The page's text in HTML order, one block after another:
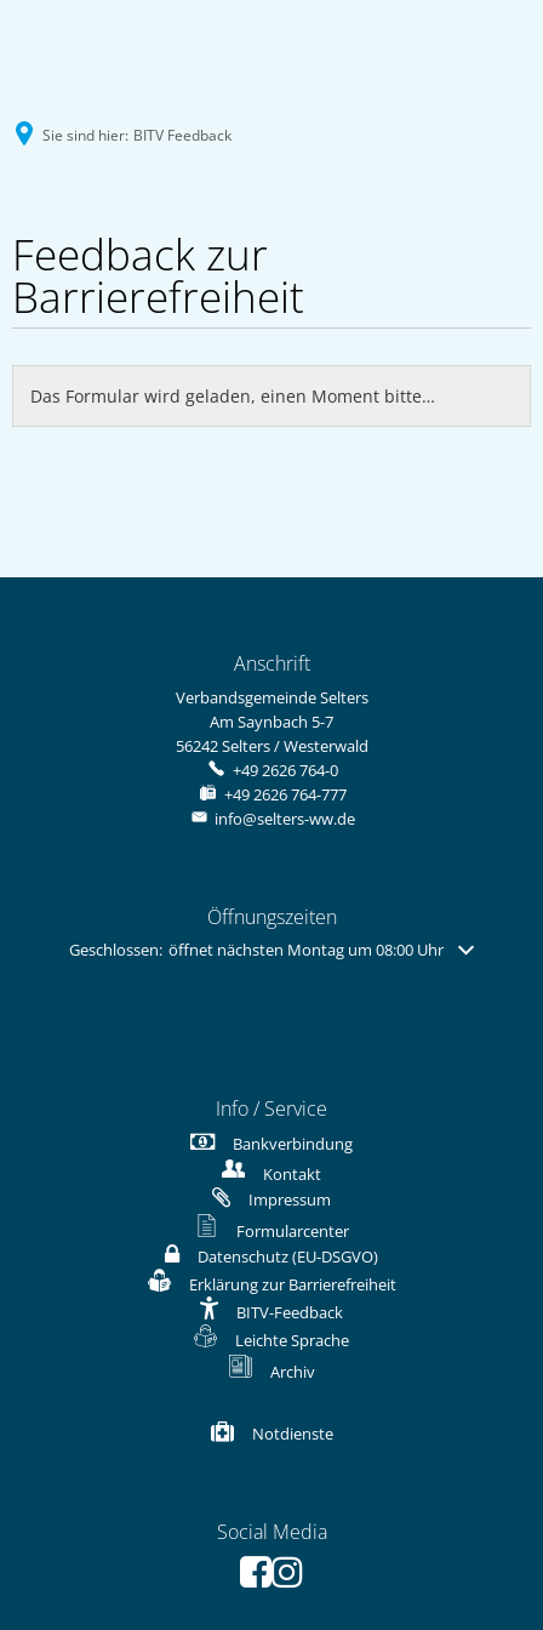
Sie sind hier: BITV Feedback
Feedback
Feedback zur
Barrierefreiheit
Das Formular wird geladen, einen Moment bitte…
Anschrift
Verbandsgemeinde Selters
Am Saynbach 5-7
56242Selters / Westerwald
+49 2626 764-0
+49 2626 764-777
info@selters-ww.de
Öffnungszeiten
Klicken, um weitere Öffnungs- oder Schließzeiten auszublenden
Geschlossen: öffnet nächsten Montag um 08:00 Uhr
Info / Service
Bankverbindung
Kontakt
Impressum
Formularcenter
Datenschutz (EU-DSGVO)
Erklärung zur Barrierefreiheit
BITV-Feedback
Leichte Sprache
Archiv
Notdienste
Social Media